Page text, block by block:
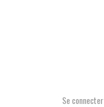
Se connecter